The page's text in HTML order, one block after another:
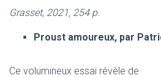
Grasset, 2021, 254 p.
Proust amoureux, par
Ce volumineux essai révèle de